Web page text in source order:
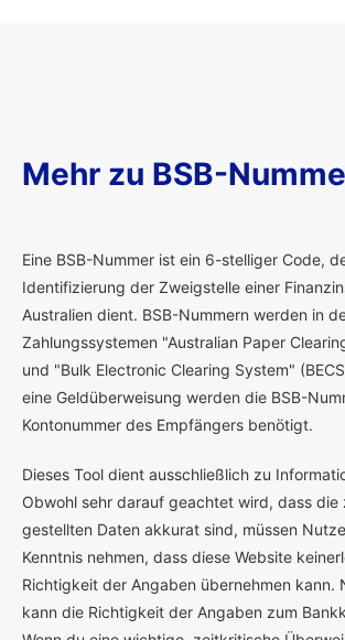
Mehr zu BSB-
Eine BSB-Nummer ist ein 6-stelliger Code,
Identifizierung der Zweigstelle einer
Australien dient. BSB-Nummern werden in
Zahlungssystemen "Australian Paper
und "Bulk Electronic Clearing System"
eine Geldüberweisung werden die BSB-
Kontonummer des Empfängers benötigt.
Dieses Tool dient ausschließlich zu
Obwohl sehr darauf geachtet wird, dass die
gestellten Daten akkurat sind, müssen
Kenntnis nehmen, dass diese Website
Richtigkeit der Angaben übernehmen kann.
kann die Richtigkeit der Angaben zum